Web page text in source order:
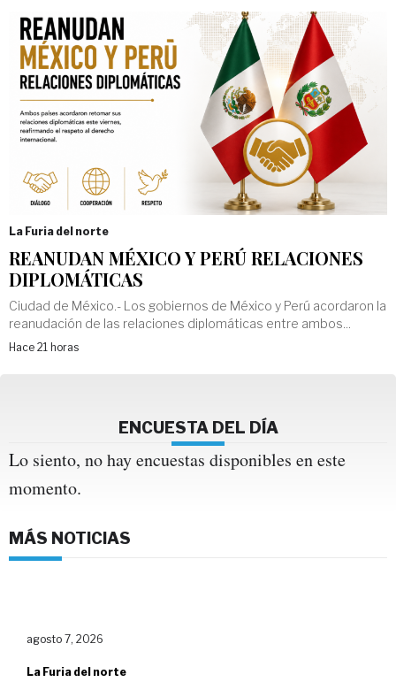
La Furia del norte
REANUDAN MÉXICO Y PERÚ RELACIONES
DIPLOMÁTICAS
Ciudad de México.- Los gobiernos de México y Perú acordaron la
reanudación de las relaciones diplomáticas entre ambos...
Hace 21 horas
ENCUESTA DEL DÍA
Lo siento, no hay encuestas disponibles en este
momento.
MÁS NOTICIAS
agosto 7, 2026
La Furia del norte